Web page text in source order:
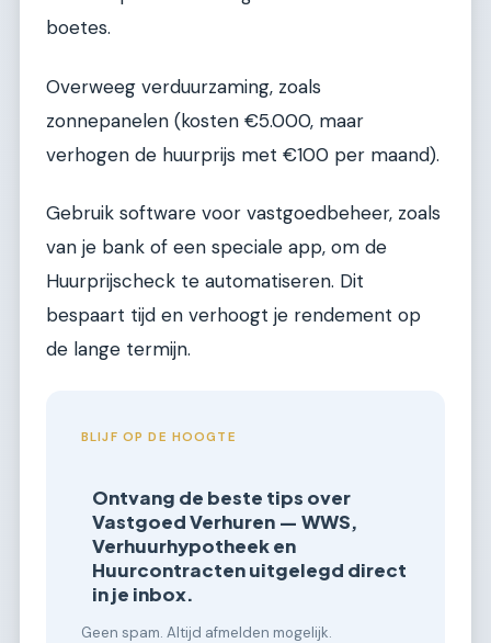
boetes.
Overweeg verduurzaming, zoals
zonnepanelen (kosten €5.000, maar
verhogen de huurprijs met €100 per maand).
Gebruik software voor vastgoedbeheer, zoals
van je bank of een speciale app, om de
Huurprijscheck te automatiseren. Dit
bespaart tijd en verhoogt je rendement op
de lange termijn.
BLIJF OP DE HOOGTE
Ontvang de beste tips over
Vastgoed Verhuren — WWS,
Verhuurhypotheek en
Huurcontracten uitgelegd direct
in je inbox.
Geen spam. Altijd afmelden mogelijk.